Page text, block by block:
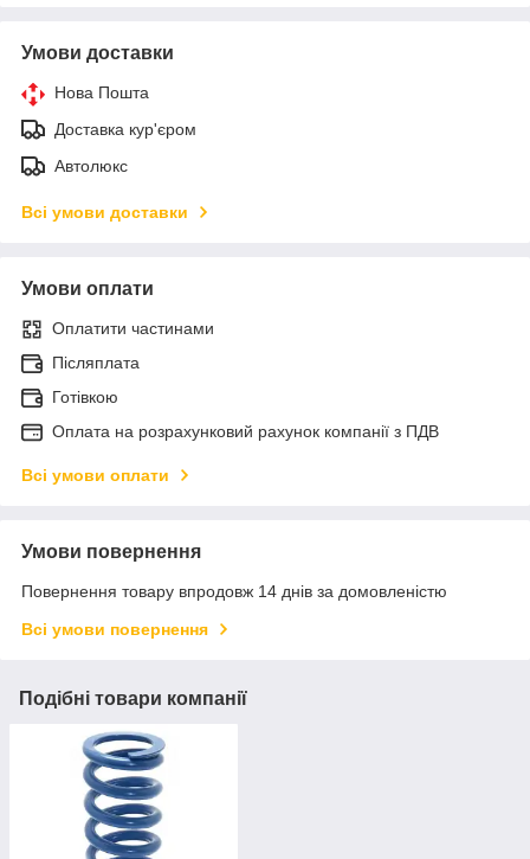
Умови доставки
Нова Пошта
Доставка кур'єром
Автолюкс
Всі умови доставки
Умови оплати
Оплатити частинами
Післяплата
Готівкою
Оплата на розрахунковий рахунок компанії з ПДВ
Всі умови оплати
Умови повернення
Повернення товару впродовж 14 днів за домовленістю
Всі умови повернення
Подібні товари компанії